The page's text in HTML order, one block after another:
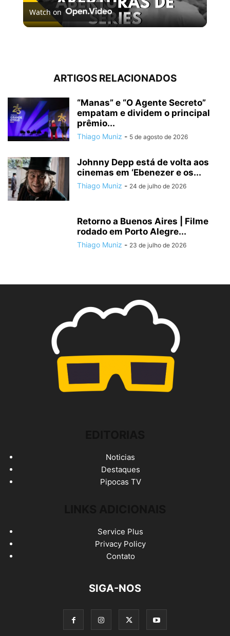
Video
Watch on
ARTIGOS RELACIONADOS
“Manas” e “O Agente Secreto”
empatam e dividem o principal
prêmio...
Thiago Muniz - 5 de agosto de 2026
Johnny Depp está de volta aos
cinemas em ‘Ebenezer e os...
Thiago Muniz - 24 de julho de 2026
Retorno a Buenos Aires | Filme
rodado em Porto Alegre...
Thiago Muniz - 23 de julho de 2026
Noticias
Destaques
Pipocas TV
Service Plus
Privacy Policy
Contato
SIGA-NOS